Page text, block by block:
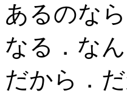
あるのな
なる．な
だから．